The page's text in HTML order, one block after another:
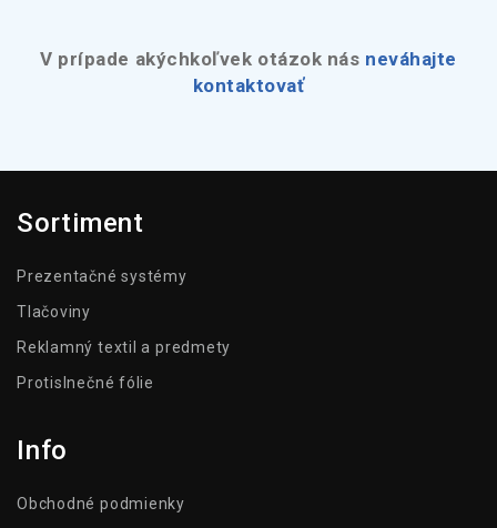
V prípade akýchkoľvek otázok nás neváhajte
kontaktovať
Sortiment
Prezentačné systémy
Tlačoviny
Reklamný textil a predmety
Protislnečné fólie
Info
Obchodné podmienky